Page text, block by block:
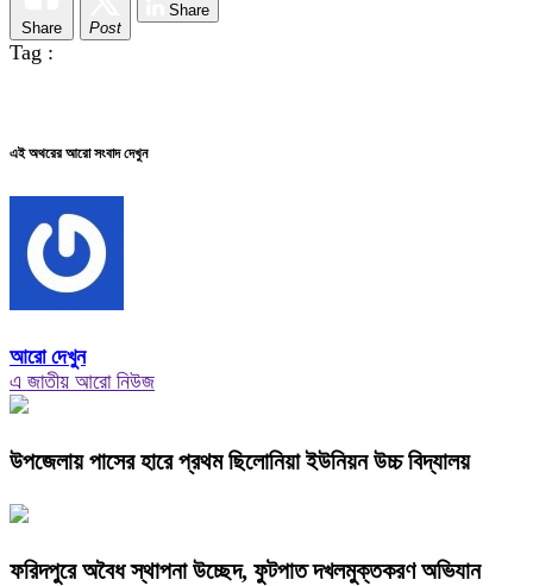
Share Post
Share
Tag :
এই অথরের আরো সংবাদ দেখুন
আরো দেখুন
এ জাতীয় আরো নিউজ
উপজেলায় পাসের হারে প্রথম ছিলোনিয়া ইউনিয়ন উচ্চ বিদ্যালয়
ফরিদপুরে অবৈধ স্থাপনা উচ্ছেদ, ফুটপাত দখলমুক্তকরণ অভিযান